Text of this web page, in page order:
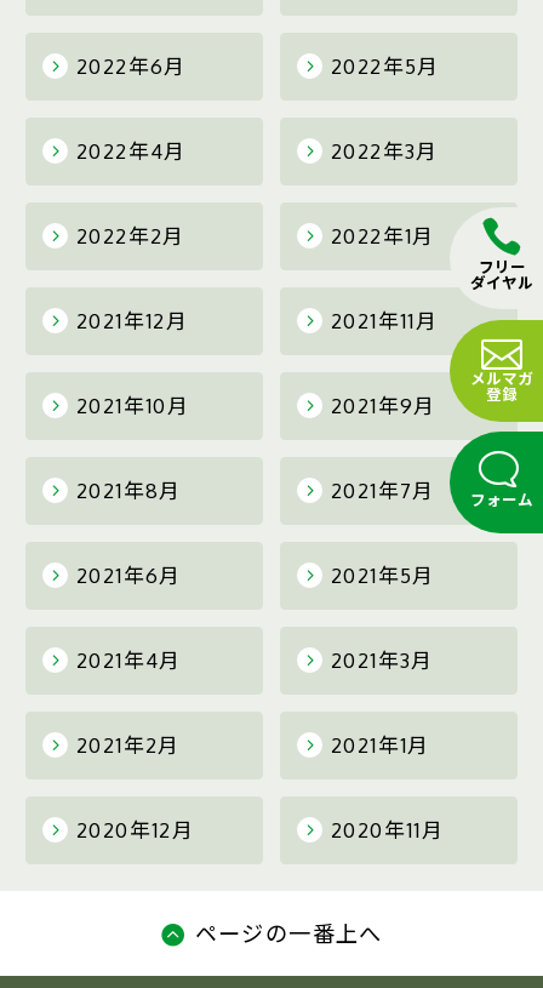
フリー
ダイヤル
メルマガ
登録
フォーム
2022年6月 2022年5月
2022年4月 2022年3月
2022年2月 2022年1月
2021年12月 2021年11月
2021年10月 2021年9月
2021年8月 2021年7月
2021年6月 2021年5月
2021年4月 2021年3月
2021年2月 2021年1月
2020年12月 2020年11月
ページの一番上へ